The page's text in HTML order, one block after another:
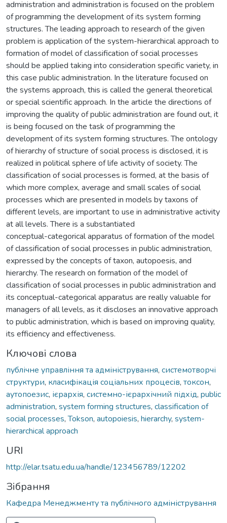
administration and administration is focused on the problem
of programming the development of its system forming
structures. The leading approach to research of the given
problem is application of the system-hierarchical approach to
formation of model of classification of social processes
should be applied taking into consideration specific variety, in
this case public administration. In the literature focused on
the systems approach, this is called the general theoretical
or special scientific approach. In the article the directions of
improving the quality of public administration are found out, it
is being focused on the task of programming the
development of its system forming structures. The ontology
of hierarchy of structure of social process is disclosed, it is
realized in political sphere of life activity of society. The
classification of social processes is formed, at the basis of
which more complex, average and small scales of social
processes which are presented in models by taxons of
different levels, are important to use in administrative activity
at all levels. There is a substantiated
conceptual-categorical apparatus of formation of the model
of classification of social processes in public administration,
expressed by the concepts of taxon, autopoesis, and
hierarchy. The research on formation of the model of
classification of social processes in public administration and
its conceptual-categorical apparatus are really valuable for
managers of all levels, as it discloses an innovative approach
to public administration, which is based on improving quality,
its efficiency and effectiveness.
Ключові слова
публічне управління та адміністрування, системотворчі
структури, класифікація соціальних процесів, токсон,
аутопоезис, ієрархія, системно-ієрархічний підхід, public
administration, system forming structures, classification of
social processes,Tokson, autopoiesis, hierarchy, system-
hierarchical approach
URI
http://elar.tsatu.edu.ua/handle/123456789/12202
Зібрання
Кафедра Менеджменту та публічного адміністрування